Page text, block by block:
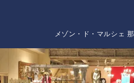
メゾン・ド・マルシェ